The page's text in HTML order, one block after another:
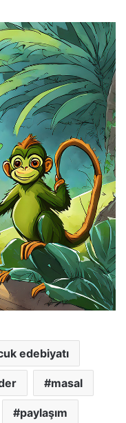
edebiyatı
masal
paylaşım